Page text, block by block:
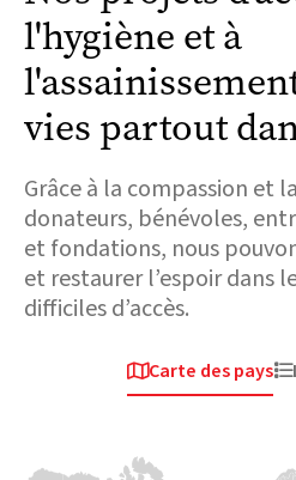
l'hygiène et à
vies partout
Grâce à la compassion et
donateurs, bénévoles,
et fondations, nous
et restaurer l’espoir dans
difficiles d’accès.
Plus de 800 000
Europe &
Carte des pays